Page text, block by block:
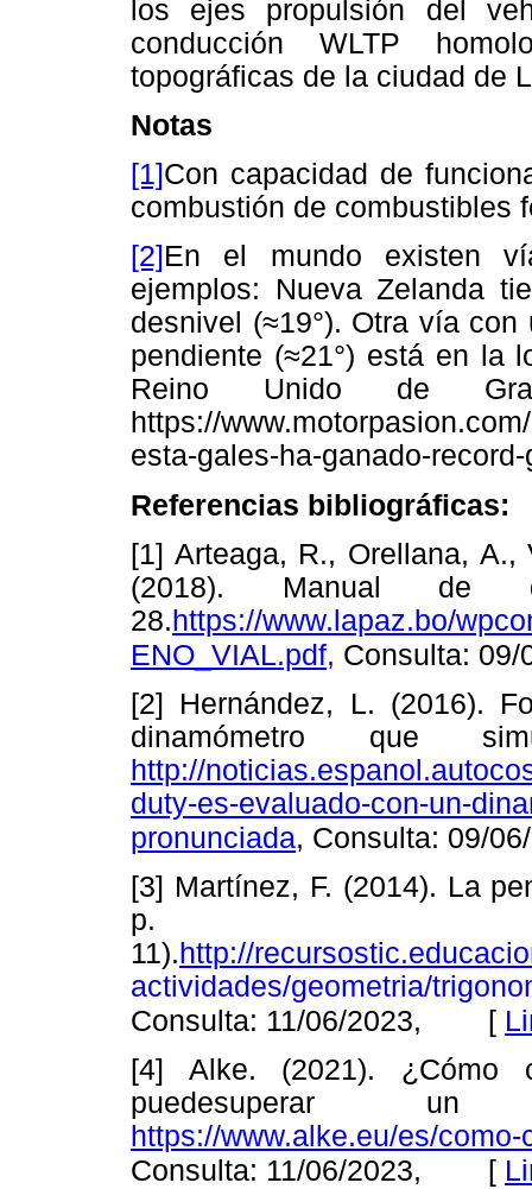
los ejes propulsión del
conducción WLTP
topográficas de la ciudad de
Notas
[1]Con capacidad de
combustión de combustibles
[2] En el mundo existen
ejemplos: Nueva Zelanda
desnivel (≈19°). Otra vía
pendiente (≈21°) está en la
Reino Unido de
https://
esta-gales-ha-ganado-
Referencias bibliográficas:
[1] Arteaga, R., Orellana,
(2018). Manual
28.https://www.lapaz.bo/
ENO_VIAL.pdf, Consulta: 09/
[2] Hernández, L. (2016).
dinamómetro que
http://
duty-es-evaluado-con-un-
pronunciada, Consulta: 09/
[3] Martínez, F. (2014). La
p.
11).http://
actividades/geometria/
Consulta: 11/06/2023, [
[4] Alke. (2021). ¿Cómo
puedesuperar un
https://www.alke.eu/es/como-
Consulta: 11/06/2023, [